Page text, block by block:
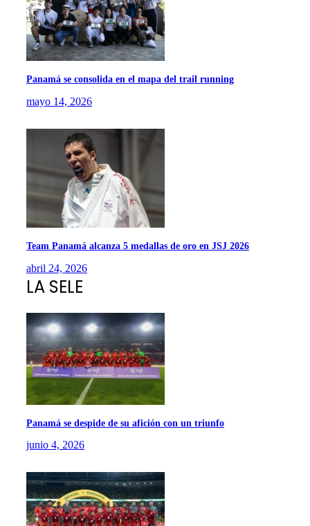
Panamá se consolida en el mapa del trail running
mayo 14, 2026
Team Panamá alcanza 5 medallas de oro en JSJ 2026
abril 24, 2026
LA SELE
Panamá se despide de su afición con un triunfo
junio 4, 2026